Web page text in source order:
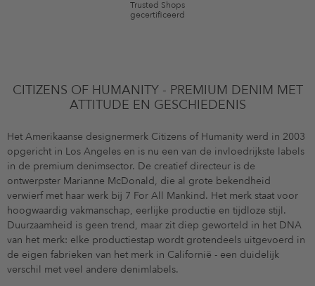
Trusted Shops
gecertificeerd
CITIZENS OF HUMANITY - PREMIUM DENIM MET
ATTITUDE EN GESCHIEDENIS
Het Amerikaanse designermerk Citizens of Humanity werd in 2003
opgericht in Los Angeles en is nu een van de invloedrijkste labels
in de premium denimsector. De creatief directeur is de
ontwerpster Marianne McDonald, die al grote bekendheid
verwierf met haar werk bij 7 For All Mankind. Het merk staat voor
hoogwaardig vakmanschap, eerlijke productie en tijdloze stijl.
Duurzaamheid is geen trend, maar zit diep geworteld in het DNA
van het merk: elke productiestap wordt grotendeels uitgevoerd in
de eigen fabrieken van het merk in Californië - een duidelijk
verschil met veel andere denimlabels.